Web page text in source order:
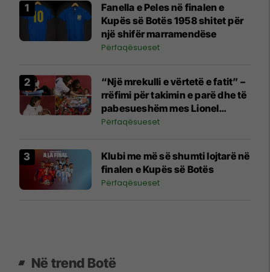
Fanella e Peles në finalen e
Kupës së Botës 1958 shitet për
një shifër marramendëse
Përfaqësueset
“Një mrekulli e vërtetë e fatit” –
rrëfimi për takimin e parë dhe të
pabesueshëm mes Lionel
Messit dhe Lamine Yamalit
Përfaqësueset
Klubi me më së shumti lojtarë në
finalen e Kupës së Botës
Përfaqësueset
Në trend Botë